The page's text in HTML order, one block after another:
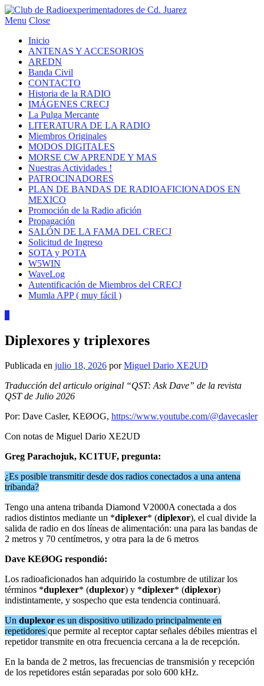
Menu Close
Inicio
ANTENAS Y ACCESORIOS
AREDN
Banda Civil
CONTACTO
Historia de la RADIO
IMÁGENES CRECJ
La Pulga Mercante
LITERATURA DE LA RADIO
Miembros Originales
MODOS DIGITALES
MORSE CW APRENDE Y MAS
Nuestras Actividades !
PATROCINADORES
PLAN DE BANDAS DE RADIOAFICIONADOS EN
MEXICO
Promoción de la Radio afición
Propagación
SALÓN DE LA FAMA DEL CRECJ
Solicitud de Ingreso
SOTA y POTA
W5WIN
WaveLog
Autentificación de Miembros del CRECJ
Mumla APP ( muy fácil )
Diplexores y triplexores
Publicada en julio 18, 2026 porMiguel Dario XE2UD
Traducción del articulo original “QST: Ask Dave” de la revista
QST de Julio 2026
Por: Dave Casler, KEØOG, https://www.youtube.com/@davecasler
Con notas de Miguel Dario XE2UD
Greg Parachojuk, KC1TUF, pregunta:
¿Es posible transmitir desde dos radios conectados a una antena
tribanda?
Tengo una antena tribanda Diamond V2000A conectada a dos
radios distintos mediante un *diplexer* (diplexor), el cual divide la
salida de radio en dos líneas de alimentación: una para las bandas de
2 metros y 70 centímetros, y otra para la de 6 metros
Dave KEØOG respondió:
Los radioaficionados han adquirido la costumbre de utilizar los
términos *duplexer* (duplexor) y *diplexer* (diplexor)
indistintamente, y sospecho que esta tendencia continuará.
Un duplexor es un dispositivo utilizado principalmente en
repetidores que permite al receptor captar señales débiles mientras el
repetidor transmite en otra frecuencia cercana a la de recepción.
En la banda de 2 metros, las frecuencias de transmisión y recepción
de los repetidores están separadas por solo 600 kHz.